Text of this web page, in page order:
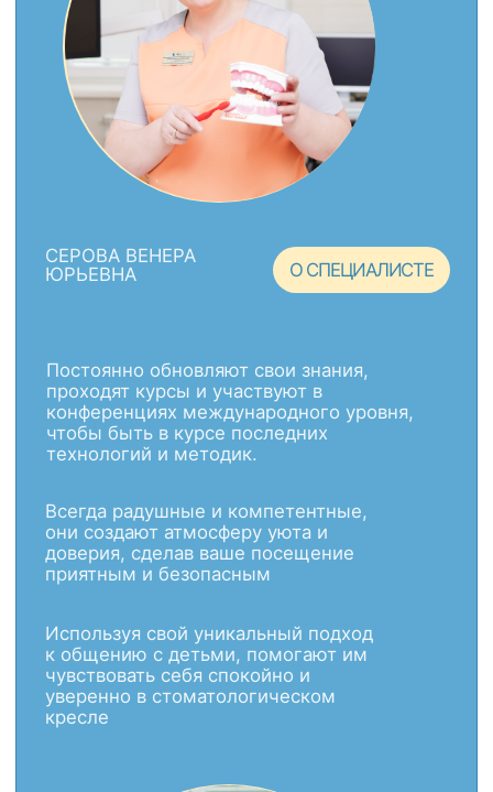
О СПЕЦИАЛИСТЕ
БЕРКОВИЧ
АНАСТАСИЯ
ВАЛЕРЬЕВНА
редких случаях
Врачи высшей категории постоянно
обучаются, применяют новые технологии
Внимание и теплое отношение. Искреннее
участие и желание решить проблему
Опыт
Профессионализм
Забота
Современное оборудование
Лечение на современном оборудовании из
Германии, Италии и Японии. Применение
цифровых технологий для имплантации